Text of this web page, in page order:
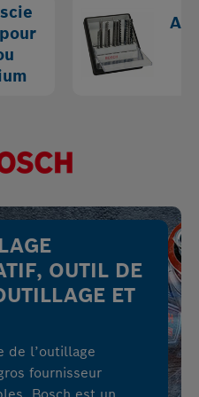
OUTIL DE
ET
de l’outillage
fournisseur